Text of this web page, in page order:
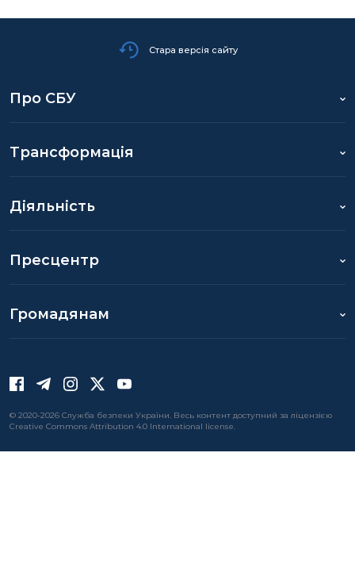
Стара версія сайту
Про СБУ
Трансформація
Діяльність
Пресцентр
Громадянам
© 2020-2026 Служба безпеки України. Весь контент доступний за ліцензією
Creative Commons Attribution 4.0 International license.